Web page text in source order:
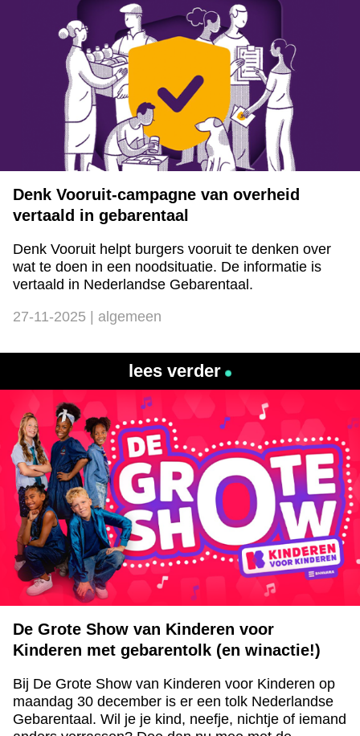
Denk Vooruit-campagne van overheid
vertaald in gebarentaal
Denk Vooruit helpt burgers vooruit te denken over
wat te doen in een noodsituatie. De informatie is
vertaald in Nederlandse Gebarentaal.
27-11-2025 | algemeen
lees verder
De Grote Show van Kinderen voor
Kinderen met gebarentolk (en winactie!)
Bij De Grote Show van Kinderen voor Kinderen op
maandag 30 december is er een tolk Nederlandse
Gebarentaal. Wil je je kind, neefje, nichtje of iemand